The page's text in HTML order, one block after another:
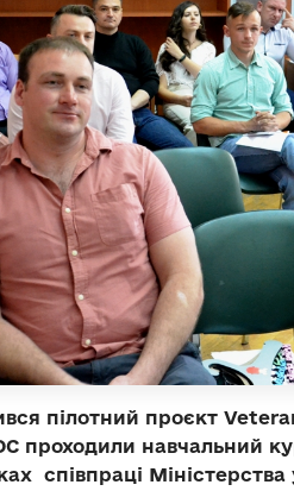
пілотний проєкт
проходили навчальний
співпраці Міністерства